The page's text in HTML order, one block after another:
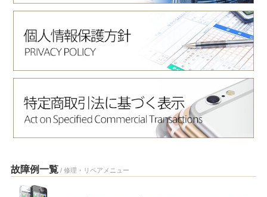
故障例一覧 / 修理・リペアメニュー